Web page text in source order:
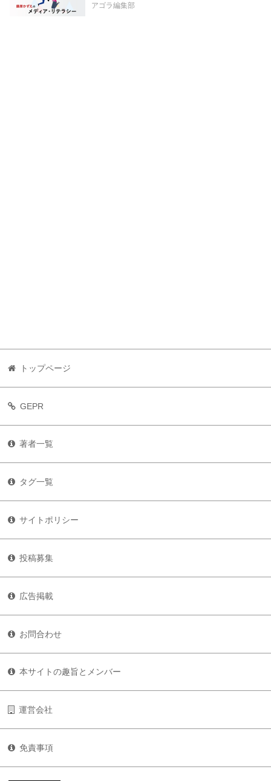
アゴラ編集部
トップページ
GEPR
著者一覧
タグ一覧
サイトポリシー
投稿募集
広告掲載
お問合わせ
本サイトの趣旨とメンバー
運営会社
免責事項